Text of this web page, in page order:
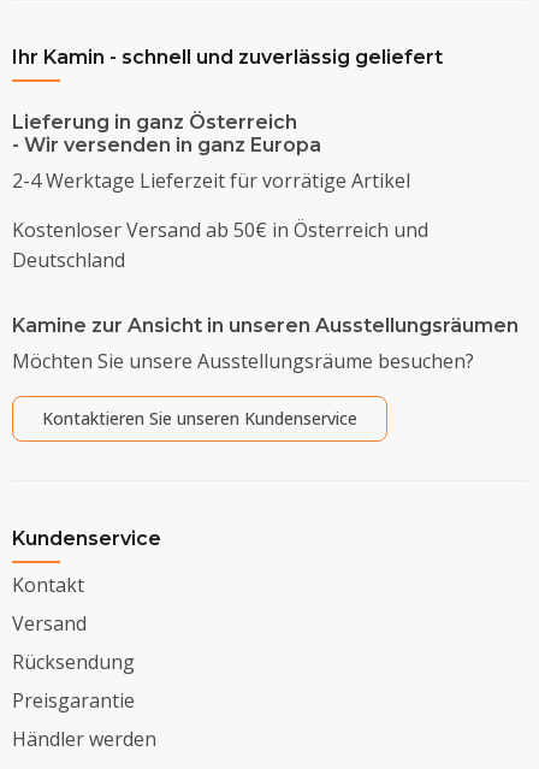
Ihr Kamin - schnell und zuverlässig geliefert
Lieferung in ganz Österreich
- Wir versenden in ganz Europa
2-4 Werktage Lieferzeit für vorrätige Artikel
Kostenloser Versand ab 50€ in Österreich und
Deutschland
Kamine zur Ansicht in unseren Ausstellungsräumen
Möchten Sie unsere Ausstellungsräume besuchen?
Kontaktieren Sie unseren Kundenservice
Kundenservice
Kontakt
Versand
Rücksendung
Preisgarantie
Händler werden